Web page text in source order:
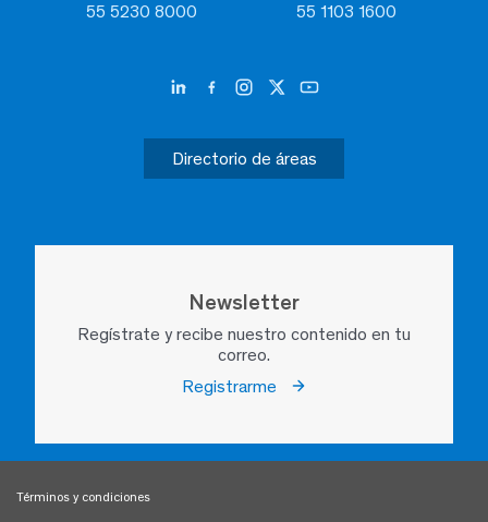
55 5230 8000 55 1103 1600
Directorio de áreas
Newsletter
Regístrate y recibe nuestro contenido en tu
correo.
Registrarme
Términos y condiciones